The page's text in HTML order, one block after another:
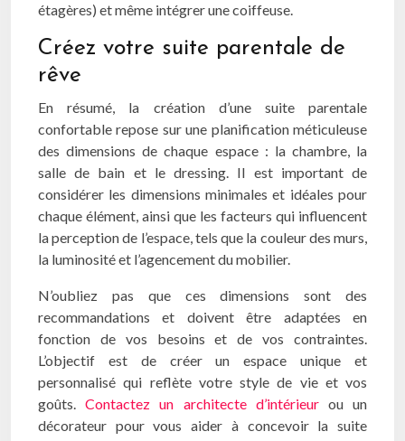
étagères) et même intégrer une coiffeuse.
Créez votre suite parentale de
rêve
En résumé, la création d’une suite parentale
confortable repose sur une planification méticuleuse
des dimensions de chaque espace : la chambre, la
salle de bain et le dressing. Il est important de
considérer les dimensions minimales et idéales pour
chaque élément, ainsi que les facteurs qui influencent
la perception de l’espace, tels que la couleur des murs,
la luminosité et l’agencement du mobilier.
N’oubliez pas que ces dimensions sont des
recommandations et doivent être adaptées en
fonction de vos besoins et de vos contraintes.
L’objectif est de créer un espace unique et
personnalisé qui reflète votre style de vie et vos
goûts.Contactez un architecte d’intérieur ou un
décorateur pour vous aider à concevoir la suite